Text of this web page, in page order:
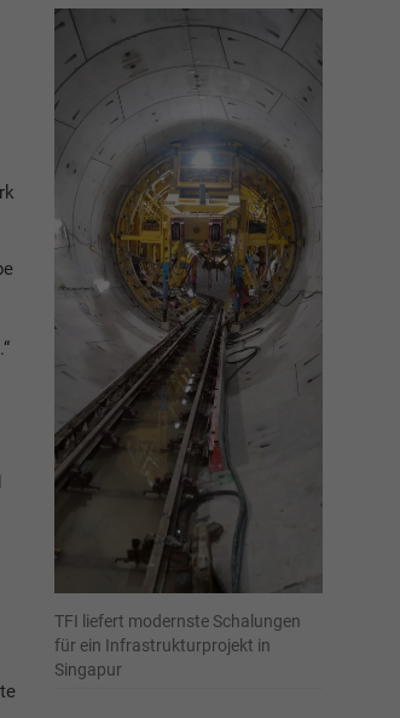
TFI liefert modernste Schalungen
für ein Infrastrukturprojekt in
Singapur